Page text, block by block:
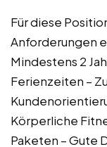
Für diese
Anforderungen
Mindestens 2
Ferienzeiten –
Körperliche
Paketen – Gute